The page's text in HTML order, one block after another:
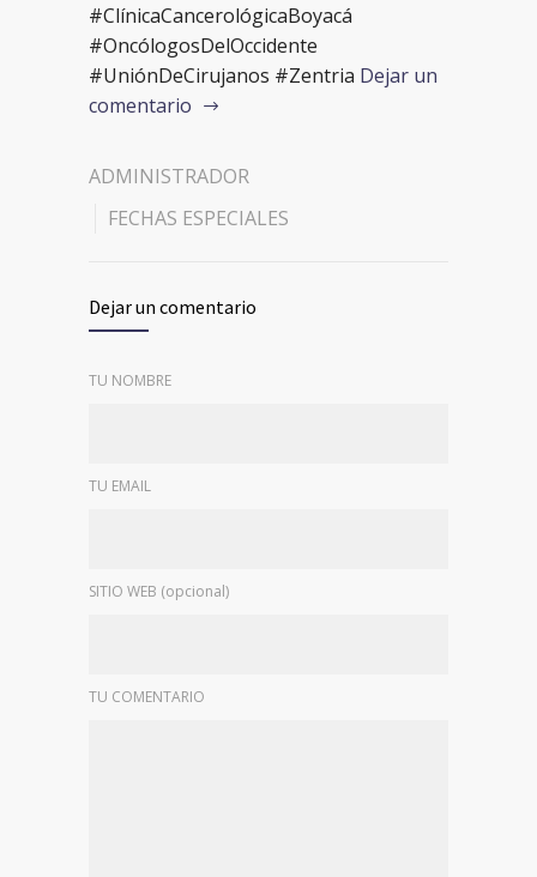
#ClínicaCancerológicaBoyacá
#OncólogosDelOccidente
#UniónDeCirujanos #Zentria Dejar un
comentario
ADMINISTRADOR
FECHAS ESPECIALES
Dejar un comentario
TU NOMBRE
TU EMAIL
SITIO WEB (opcional)
TU COMENTARIO